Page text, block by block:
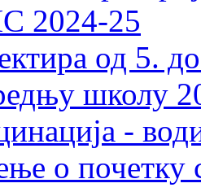
2024-25
од 5.
школу
-
о почетку